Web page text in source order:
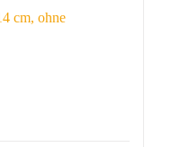
cm, ohne